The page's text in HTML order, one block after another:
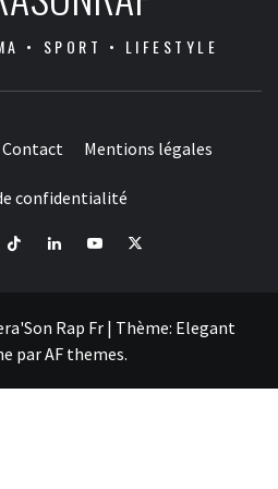
• SPORT • LIFESTYLE
Contact Mentions légales
confidentialité
Tiktok LinkedInYoutube
X
Rap Fr | Thème: Elegant
parAF themes.